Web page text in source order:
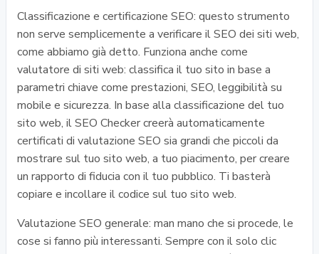
Classificazione e certificazione SEO: questo strumento
non serve semplicemente a verificare il SEO dei siti web,
come abbiamo già detto. Funziona anche come
valutatore di siti web: classifica il tuo sito in base a
parametri chiave come prestazioni, SEO, leggibilità su
mobile e sicurezza. In base alla classificazione del tuo
sito web, il SEO Checker creerà automaticamente
certificati di valutazione SEO sia grandi che piccoli da
mostrare sul tuo sito web, a tuo piacimento, per creare
un rapporto di fiducia con il tuo pubblico. Ti basterà
copiare e incollare il codice sul tuo sito web.
Valutazione SEO generale: man mano che si procede, le
cose si fanno più interessanti. Sempre con il solo clic